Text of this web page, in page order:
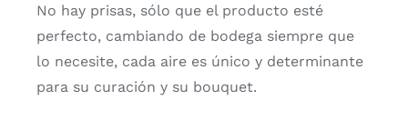
50%
Raza
Ibérica
(Cortado
No hay prisas, sólo que el producto esté
perfecto, cambiando de bodega siempre que
lo necesite, cada aire es único y determinante
para su curación y su bouquet.